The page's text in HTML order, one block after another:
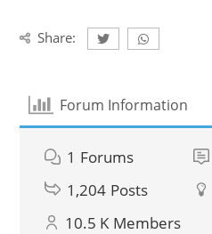
Share:
Forum Information
1 Forums
1,204 Posts
10.5 K Members